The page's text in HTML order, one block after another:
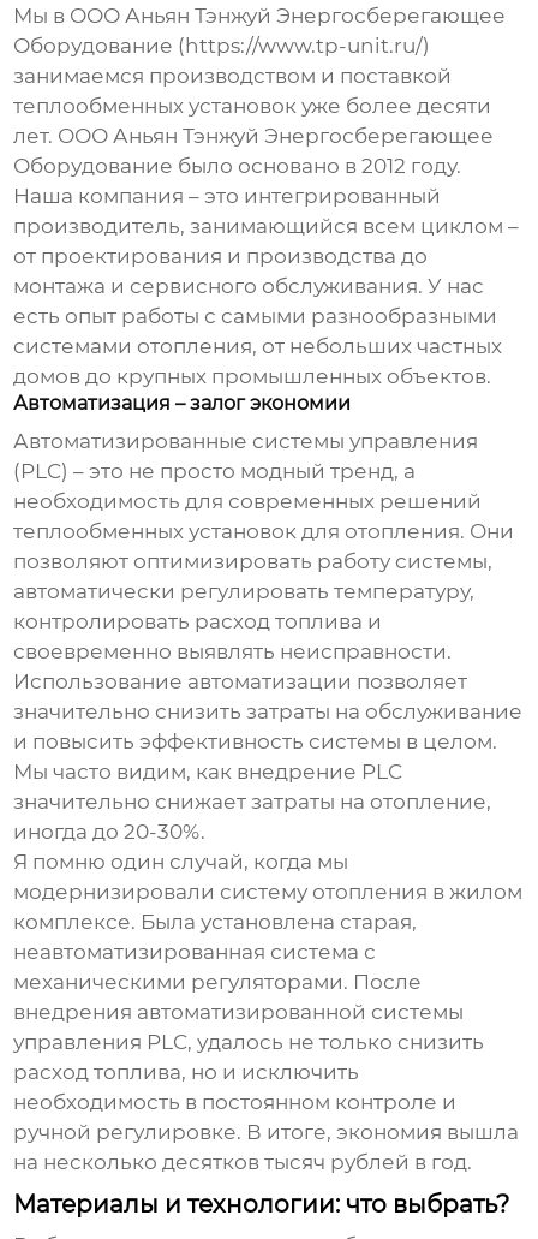
Мы в ООО Аньян Тэнжуй Энергосберегающее
Оборудование (https://www.tp-unit.ru/)
занимаемся производством и поставкой
теплообменных установок уже более десяти
лет. ООО Аньян Тэнжуй Энергосберегающее
Оборудование было основано в 2012 году.
Наша компания – это интегрированный
производитель, занимающийся всем циклом –
от проектирования и производства до
монтажа и сервисного обслуживания. У нас
есть опыт работы с самыми разнообразными
системами отопления, от небольших частных
домов до крупных промышленных объектов.
Автоматизация – залог экономии
Автоматизированные системы управления
(PLC) – это не просто модный тренд, а
необходимость для современных решений
теплообменных установок для отопления. Они
позволяют оптимизировать работу системы,
автоматически регулировать температуру,
контролировать расход топлива и
своевременно выявлять неисправности.
Использование автоматизации позволяет
значительно снизить затраты на обслуживание
и повысить эффективность системы в целом.
Мы часто видим, как внедрение PLC
значительно снижает затраты на отопление,
иногда до 20-30%.
Я помню один случай, когда мы
модернизировали систему отопления в жилом
комплексе. Была установлена старая,
неавтоматизированная система с
механическими регуляторами. После
внедрения автоматизированной системы
управления PLC, удалось не только снизить
расход топлива, но и исключить
необходимость в постоянном контроле и
ручной регулировке. В итоге, экономия вышла
на несколько десятков тысяч рублей в год.
Материалы и технологии: что выбрать?